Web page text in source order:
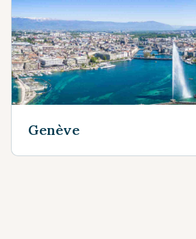
Genève